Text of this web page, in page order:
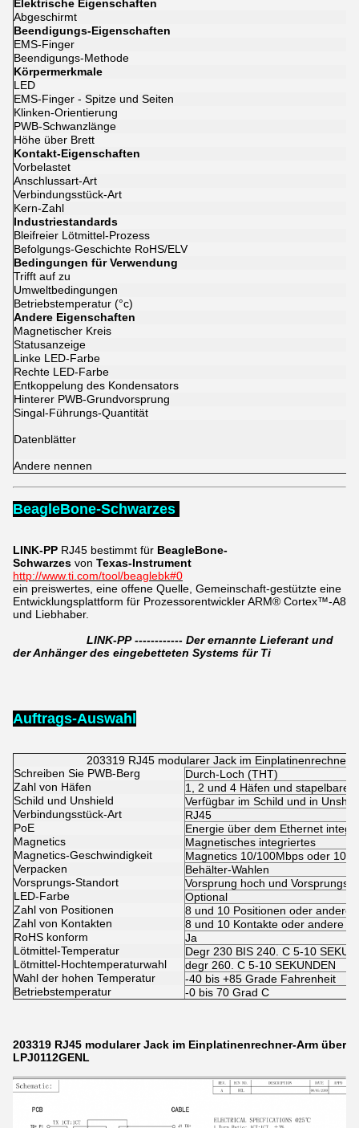
Elektrische Eigenschaften
Abgeschirmt
Beendigungs-Eigenschaften
EMS-Finger
Beendigungs-Methode
Körpermerkmale
LED
EMS-Finger - Spitze und Seiten
Klinken-Orientierung
PWB-Schwanzlänge
Höhe über Brett
Kontakt-Eigenschaften
Vorbelastet
Anschlussart-Art
Verbindungsstück-Art
Kern-Zahl
Industriestandards
Bleifreier Lötmittel-Prozess
Befolgungs-Geschichte RoHS/ELV
Bedingungen für Verwendung
Trifft auf zu
Umweltbedingungen
Betriebstemperatur (°c)
Andere Eigenschaften
Magnetischer Kreis
Statusanzeige
Linke LED-Farbe
Rechte LED-Farbe
Entkoppelung des Kondensators
Hinterer PWB-Grundvorsprung
Singal-Führungs-Quantität
Datenblätter
Andere nennen
BeagleBone-Schwarzes
LINK-PP RJ45 bestimmt für BeagleBone-
Schwarzes von Texas-Instrument
http://www.ti.com/tool/beaglebk#0
ein preiswertes, eine offene Quelle, Gemeinschaft-gestützte eine
Entwicklungsplattform für Prozessorentwickler ARM® Cortex™-A8
und Liebhaber.
LINK-PP ------------ Der ernannte Lieferant und
der Anhänger des eingebetteten Systems für Ti
Auftrags-Auswahl
203319 RJ45 modularer Jack im Einplatinenrechner-
Schreiben Sie PWB-Berg
Durch-Loch (THT)
Zahl von Häfen
1, 2 und 4 Häfen und
Schild und Unshield
Verfügbar im Schild und in
Verbindungsstück-Art
RJ45
PoE
Energie über dem Ethernet
Magnetics
Magnetisches integriertes
Magnetics-Geschwindigkeit
Magnetics 10/100Mbps oder
Verpacken
Behälter-Wahlen
Vorsprungs-Standort
Vorsprung hoch und Vorsprungs-
LED-Farbe
Optional
Zahl von Positionen
8 und 10 Positionen oder andere
Zahl von Kontakten
8 und 10 Kontakte oder andere
RoHS konform
Ja
Lötmittel-Temperatur
Degr 230 BIS 240. C 5-10
Lötmittel-Hochtemperaturwahl
degr 260. C 5-10 SEKUNDEN
Wahl der hohen Temperatur
-40 bis +85 Grade Fahrenheit
Betriebstemperatur
-0 bis 70 Grad C
203319 RJ45 modularer Jack im Einplatinenrechner-Arm über
LPJ0112GENL